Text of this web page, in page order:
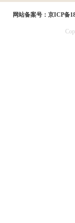
网站备案号： 京ICP备